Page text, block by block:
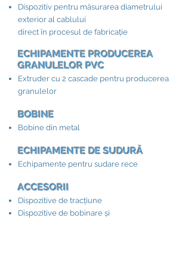
Dispozitiv pentru măsurarea diametrului
exterior al cablului
direct în procesul de fabricație
ECHIPAMENTE PRODUCEREA
GRANULELOR PVC
Extruder cu 2 cascade pentru producerea
granulelor
BOBINE
Bobine din metal
ECHIPAMENTE DE SUDURĂ
Echipamente pentru sudare rece
ACCESORII​
Dispozitive de tracțiune
Dispozitive de bobinare și